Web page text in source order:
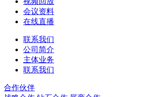
会议资料
在线直播
联系我们
公司简介
主体业务
联系我们
合作伙伴